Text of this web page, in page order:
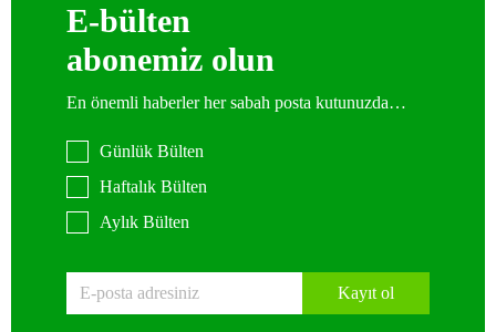
E-bülten
abonemiz olun
En önemli haberler her sabah posta kutunuzda…
Günlük Bülten
Haftalık Bülten
Aylık Bülten
Kayıt ol